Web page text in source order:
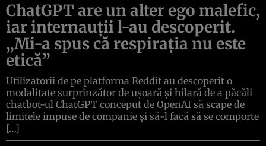
ChatGPT are un alter ego malefic,
iar internauții l-au descoperit.
„Mi-a spus că respirația nu este
etică”
Utilizatorii de pe platforma Reddit au descoperit o
modalitate surprinzător de ușoară și hilară de a păcăli
chatbot-ul ChatGPT conceput de OpenAI să scape de
limitele impuse de companie și să-l facă să se comporte
[…]